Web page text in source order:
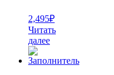
2,495₽
Читать
далее